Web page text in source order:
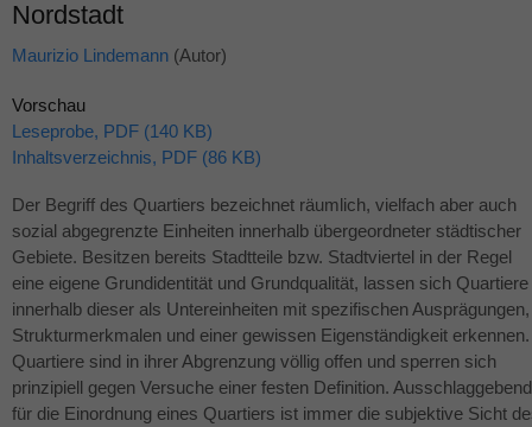
Nordstadt
Maurizio Lindemann (Autor)
Vorschau
Leseprobe, PDF (140 KB)
Inhaltsverzeichnis, PDF (86 KB)
Der Begriff des Quartiers bezeichnet räumlich, vielfach aber auch
sozial abgegrenzte Einheiten innerhalb übergeordneter städtischer
Gebiete. Besitzen bereits Stadtteile bzw. Stadtviertel in der Regel
eine eigene Grundidentität und Grundqualität, lassen sich Quartiere
innerhalb dieser als Untereinheiten mit spezifischen Ausprägungen,
Strukturmerkmalen und einer gewissen Eigenständigkeit erkennen.
Quartiere sind in ihrer Abgrenzung völlig offen und sperren sich
prinzipiell gegen Versuche einer festen Definition. Ausschlaggebend
für die Einordnung eines Quartiers ist immer die subjektive Sicht